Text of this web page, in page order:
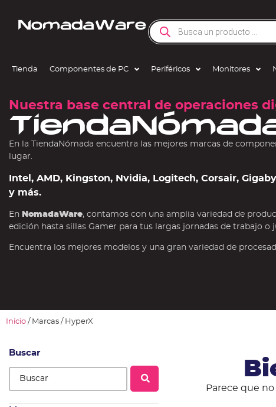
Tienda Componentes de PC Periféricos Monitores
Nuestra base central de operaciones
En la TiendaNómada encuentra las mejores marcas de
lugar.
Intel, AMD, Kingston, Nvidia, Logitech, Corsair,
y más.
En NomadaWare, contamos con una amplia variedad de
edición hasta sillas Gamer para tus largas jornadas de trabajo o
Encuentra los mejores modelos y una gran variedad de
Inicio / Marcas / HyperX
Buscar
Parece que